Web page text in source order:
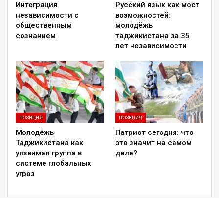
Интеграция
независимости с
общественным
сознанием
Русский язык как мост
возможностей:
молодёжь
таджикистана за 35
лет независимости
ПОЗИЦИЯ
Молодёжь
Таджикистана как
уязвимая группа в
системе глобальных
угроз
ПОЗИЦИЯ
Патриот сегодня: что
это значит на самом
деле?